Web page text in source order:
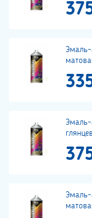
Эмаль-
Эмаль-
Эмаль-